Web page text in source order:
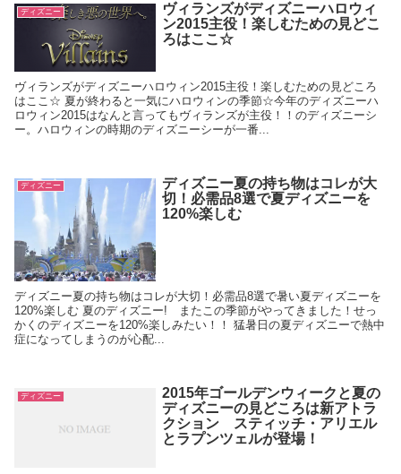
ディズニー
ヴィランズがディズニーハロウィ
ン2015主役！楽しむための見どこ
ろはここ☆
ヴィランズがディズニーハロウィン2015主役！楽しむための見どころ
はここ☆ 夏が終わると一気にハロウィンの季節☆今年のディズニーハ
ロウィン2015はなんと言ってもヴィランズが主役！！のディズニーシ
ー。ハロウィンの時期のディズニーシーが一番...
ディズニー
ディズニー夏の持ち物はコレが大
切！必需品8選で夏ディズニーを
120%楽しむ
ディズニー夏の持ち物はコレが大切！必需品8選で暑い夏ディズニーを
120%楽しむ 夏のディズニー! またこの季節がやってきました！せっ
かくのディズニーを120%楽しみたい！！ 猛暑日の夏ディズニーで熱中
症になってしまうのが心配...
ディズニー
2015年ゴールデンウィークと夏の
ディズニーの見どころは新アトラ
クション スティッチ・アリエル
とラプンツェルが登場！